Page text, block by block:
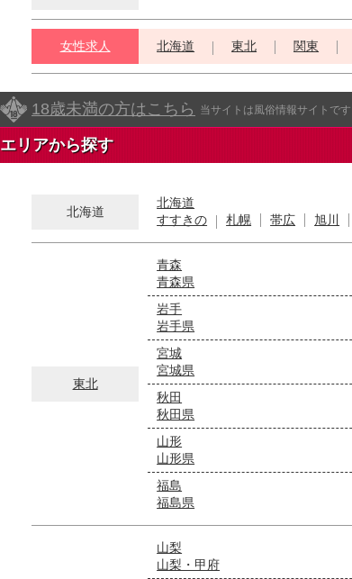
女性求人 北海道 東北 関東
18歳未満の方はこちら 当サイトは風俗情報サイトで
エリアから探す
北海道
北海道
すすきの
札幌 帯広 旭川
東北
青森
青森県
岩手
岩手県
宮城
宮城県
秋田
秋田県
山形
山形県
福島
福島県
山梨
山梨・甲府